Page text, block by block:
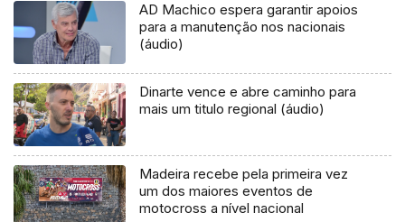
AD Machico espera garantir apoios
para a manutenção nos nacionais
(áudio)
Dinarte vence e abre caminho para
mais um titulo regional (áudio)
Madeira recebe pela primeira vez
um dos maiores eventos de
motocross a nível nacional